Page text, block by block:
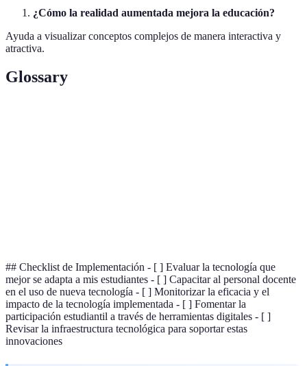
¿Cómo la realidad aumentada mejora la educación?
Ayuda a visualizar conceptos complejos de manera interactiva y
atractiva.
Glossary
## Checklist de Implementación - [ ] Evaluar la tecnología que
mejor se adapta a mis estudiantes - [ ] Capacitar al personal docente
en el uso de nueva tecnología - [ ] Monitorizar la eficacia y el
impacto de la tecnología implementada - [ ] Fomentar la
participación estudiantil a través de herramientas digitales - [ ]
Revisar la infraestructura tecnológica para soportar estas
innovaciones